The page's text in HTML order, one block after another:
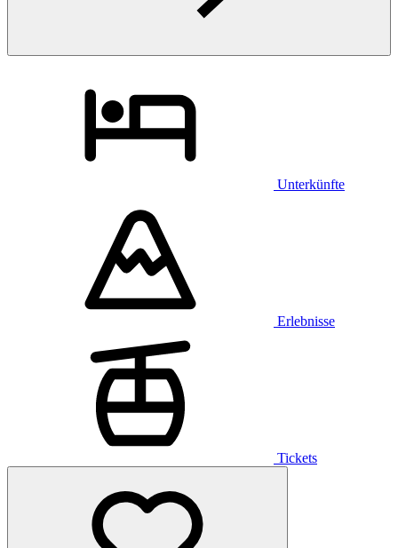
Unterkünfte
Erlebnisse
Tickets